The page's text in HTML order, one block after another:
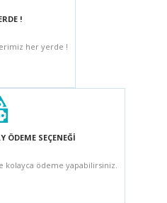
!
her yerde !
ÖDEME SEÇENEĞİ
kolayca ödeme yapabilirsiniz.